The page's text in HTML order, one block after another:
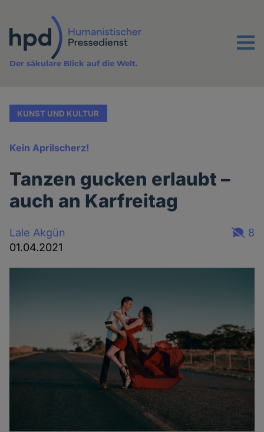
Inhalt
Menu
Der säkulare Blick auf die Welt.
KUNST UND KULTUR
Kein Aprilscherz!
Tanzen gucken erlaubt –
auch an Karfreitag
Lale Akgün
01.04.2021
8